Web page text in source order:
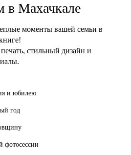
в Махачкале
моменты вашей семьи в
стильный дизайн и
и юбилею
год
фотосессии